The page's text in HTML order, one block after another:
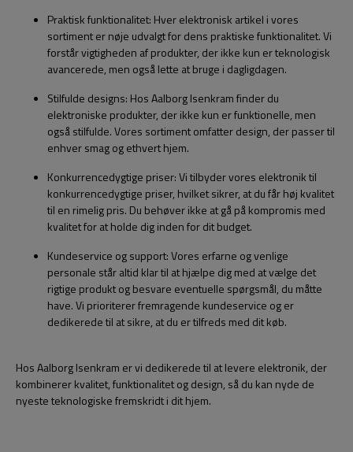
Praktisk funktionalitet: Hver elektronisk artikel i vores
sortiment er nøje udvalgt for dens praktiske funktionalitet. Vi
forstår vigtigheden af produkter, der ikke kun er teknologisk
avancerede, men også lette at bruge i dagligdagen.
Stilfulde designs: Hos Aalborg Isenkram finder du
elektroniske produkter, der ikke kun er funktionelle, men
også stilfulde. Vores sortiment omfatter design, der passer til
enhver smag og ethvert hjem.
Konkurrencedygtige priser: Vi tilbyder vores elektronik til
konkurrencedygtige priser, hvilket sikrer, at du får høj kvalitet
til en rimelig pris. Du behøver ikke at gå på kompromis med
kvalitet for at holde dig inden for dit budget.
Kundeservice og support: Vores erfarne og venlige
personale står altid klar til at hjælpe dig med at vælge det
rigtige produkt og besvare eventuelle spørgsmål, du måtte
have. Vi prioriterer fremragende kundeservice og er
dedikerede til at sikre, at du er tilfreds med dit køb.
Hos Aalborg Isenkram er vi dedikerede til at levere elektronik, der
kombinerer kvalitet, funktionalitet og design, så du kan nyde de
nyeste teknologiske fremskridt i dit hjem.